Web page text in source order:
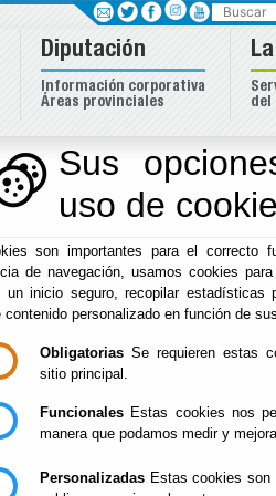
Sus
uso de
son importantes para el correcto
de navegación, usamos cookies
un inicio seguro, recopilar
contenido personalizado en función de
Obligatorias Se requieren estas
sitio principal.
Funcionales Estas cookies nos
manera que podamos medir y
Personalizadas Estas cookies son
Inicio
La Diputación pone a
Servicio capaz de
jardinería publica y el
especializada
Buscar
Diputación
Información corporativa
Áreas provinciales
del